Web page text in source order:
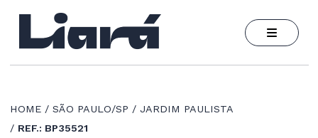
HOME SÃO PAULO/SP
JARDIM PAULISTA
REF.: BP35521